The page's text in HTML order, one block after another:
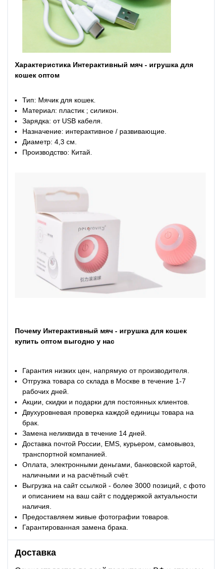
Характеристика Интерактивный мяч - игрушка для
кошек оптом
Тип: Мячик для кошек.
Материал: пластик ; силикон.
Зарядка: от USB кабеля.
Назначение: интерактивное / развивающие.
Диаметр: 4,3 см.
Производство: Китай.
Почему Интерактивный мяч - игрушка для кошек
купить оптом выгодно у нас
Гарантия низких цен, напрямую от производителя.
Отгрузка товара со склада в Москве в течение 1-7
рабочих дней.
Акции, скидки и подарки для постоянных клиентов.
Двухуровневая проверка каждой единицы товара на
брак.
Замена неликвида в течение 14 дней.
Доставка почтой России, EMS, курьером, самовывоз,
транспортной компанией.
Оплата, электронными деньгами, банковской картой,
наличными и на расчётный счёт.
Выгрузка на сайт ссылкой - более 3000 позиций, с фото
и описанием на ваш сайт с поддержкой актуальности
наличия.
Предоставляем живые фотографии товаров.
Гарантированная замена брака.
Доставка